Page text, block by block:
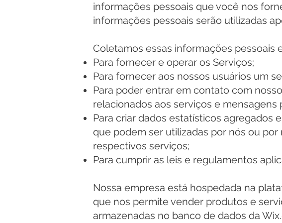
informações pessoais que você nos
informações pessoais serão utilizadas
Coletamos essas informações pessoais
Para fornecer e operar os Serviços;
Para fornecer aos nossos usuários um
Para poder entrar em contato com
relacionados aos serviços e mensagens
Para criar dados estatísticos agregados
que podem ser utilizadas por nós ou
respectivos serviços;
Para cumprir as leis e regulamentos
Nossa empresa está hospedada na
que nos permite vender produtos e
armazenadas no banco de dados da